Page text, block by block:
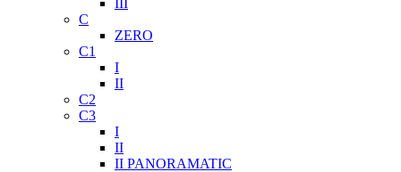
III
C
ZERO
C1
I
II
C2
C3
I
II
II PANORAMATIC